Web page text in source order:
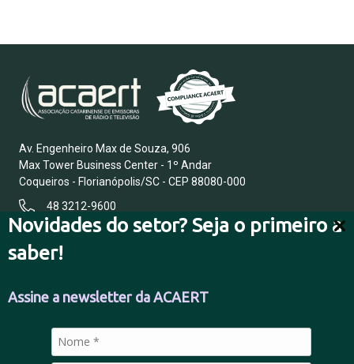
Novidades do setor? Seja o primeiro a
saber!
Assine a newsletter da ACAERT
Av. Engenheiro Max de Souza, 906
Max Tower Business Center - 1º Andar
Coqueiros - Florianópolis/SC - CEP 88080-000
48 3212-9600
FALE CONOSCO
POLÍTICA DE PRIVACIDADE